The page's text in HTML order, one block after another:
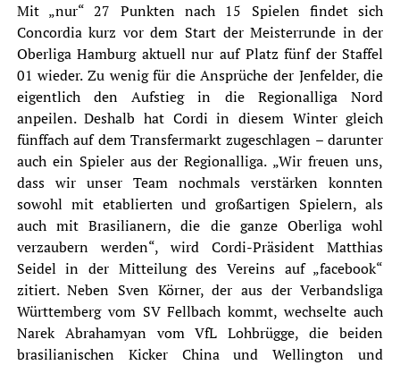
Mit „nur“ 27 Punkten nach 15 Spielen findet sich
Concordia kurz vor dem Start der Meisterrunde in der
Oberliga Hamburg aktuell nur auf Platz fünf der Staffel
01 wieder. Zu wenig für die Ansprüche der Jenfelder, die
eigentlich den Aufstieg in die Regionalliga Nord
anpeilen. Deshalb hat Cordi in diesem Winter gleich
fünffach auf dem Transfermarkt zugeschlagen – darunter
auch ein Spieler aus der Regionalliga. „Wir freuen uns,
dass wir unser Team nochmals verstärken konnten
sowohl mit etablierten und großartigen Spielern, als
auch mit Brasilianern, die die ganze Oberliga wohl
verzaubern werden“, wird Cordi-Präsident Matthias
Seidel in der Mitteilung des Vereins auf „facebook“
zitiert. Neben Sven Körner, der aus der Verbandsliga
Württemberg vom SV Fellbach kommt, wechselte auch
Narek Abrahamyanvom VfL Lohbrügge, die beiden
brasilianischen Kicker China und Wellington und